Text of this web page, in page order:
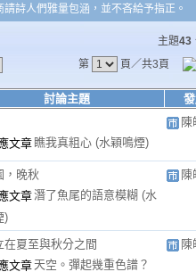
詩人們雅量包涵，並不吝給予指正。
主題43
第
頁／共3頁
討論主題
瞧我真粗心 (水穎鳴煙)
陳
，晚秋
潛了魚尾的語意模糊 (水
)
陳
在夏至與秋分之間
天空。彈起幾重色譜？
陳